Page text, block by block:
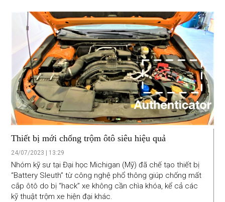
Thiết bị mới chống trộm ôtô siêu hiệu quả
24/07/2023 | 13:29
Nhóm kỹ sư tại Đại học Michigan (Mỹ) đã chế tạo thiết bị
“Battery Sleuth” từ công nghệ phổ thông giúp chống mất
cắp ôtô do bị “hack” xe không cần chìa khóa, kể cả các
kỹ thuật trộm xe hiện đại khác.